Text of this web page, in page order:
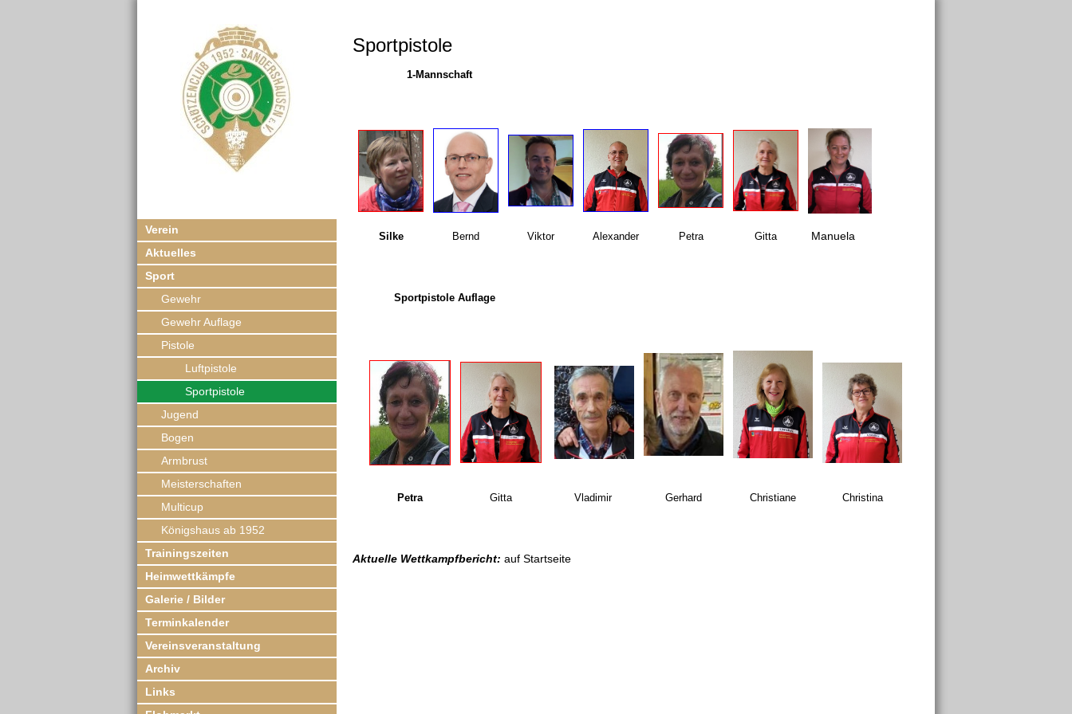
Verein
Aktuelles
Sport
Gewehr
Gewehr Auflage
Pistole
Luftpistole
Sportpistole
Jugend
Bogen
Armbrust
Meisterschaften
Multicup
Königshaus ab 1952
Trainingszeiten
Heimwettkämpfe
Galerie / Bilder
Terminkalender
Vereinsveranstaltung
Archiv
Links
Sportpistole
1-Mannschaft
Silke Bernd Viktor Alexander Petra Gitta Manuela
Sportpistole Auflage
Petra Gitta Vladimir Gerhard Christiane Christina
Aktuelle Wettkampfbericht: auf Startseite